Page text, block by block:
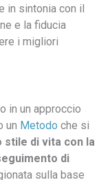
in sintonia con il
e la fiducia
i migliori
in un approccio
un Metodo che si
di vita con la
di
sulla base